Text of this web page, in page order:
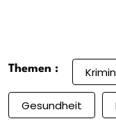
Themen :
Gesundheit